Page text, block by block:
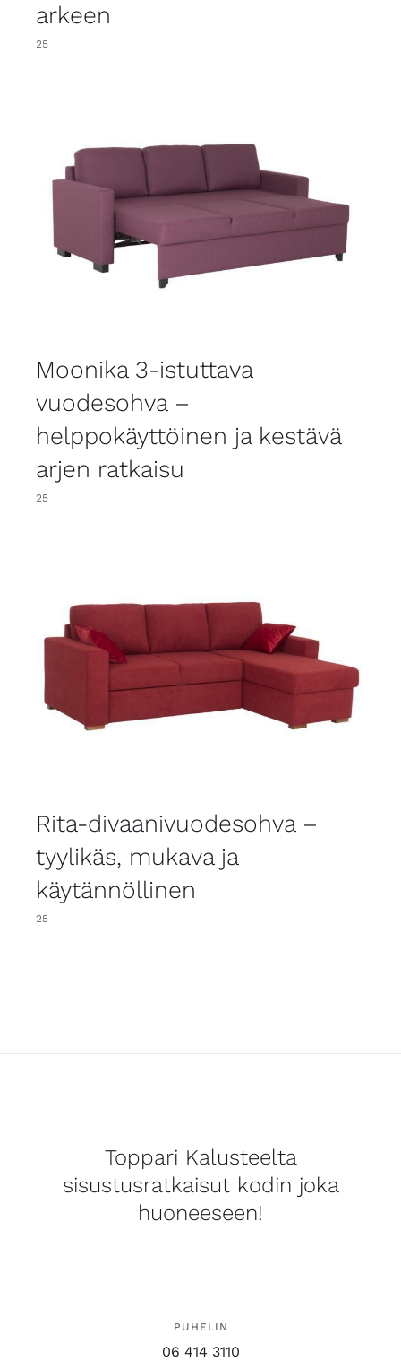
arkeen
25
Moonika 3-istuttava
vuodesohva –
helppokäyttöinen ja kestävä
arjen ratkaisu
25
Rita-divaanivuodesohva –
tyylikäs, mukava ja
käytännöllinen
25
Toppari Kalusteelta
sisustusratkaisut kodin joka
huoneeseen!
PUHELIN
06 414 3110